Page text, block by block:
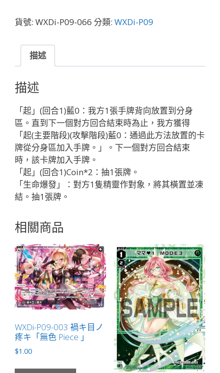
中
あ
メ
モ
リ
ア
「藍
色
精
靈
奏
武：
ト
リ
ク
關）
LV2
有
LB」
數
貨號: WXDi-P09-066 分類: WXDi-P09
描述
描述
「起」(回合1)藍0：我方1張手牌背向放置到分身
區。直到下一個對方回合結束時為止，我方獲得
「起(主要階段)(攻擊階段)藍0：通過此方法放置的卡
牌從分身區加入手牌。」。下一個對方回合結束
時，該卡牌加入手牌。
「起」(回合1)Coin*2：抽1張牌。
「生命爆發」：對方1隻精靈作對象，將其橫置並凍
結。抽1張牌。
相關商品
WXDi-P09-003 禍キ目ノ
疼キ「無色 Piece 」
$1.00